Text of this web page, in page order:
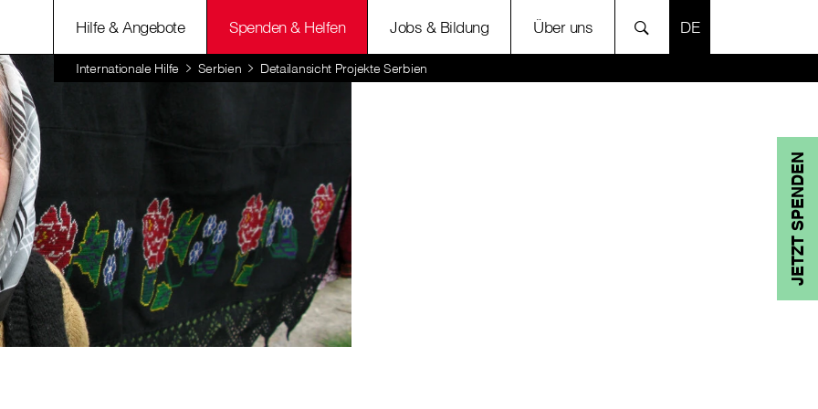
Hilfe & Angebote Spenden & Helfen Jobs & Bildung Über uns SPRACHE
Internationale Hilfe Serbien Detailansicht Projekte Serbien
JETZT SPENDEN